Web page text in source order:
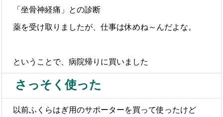
「坐骨神経痛」との診断
薬を受け取りましたが、仕事は休めね～んだよな。
ということで、病院帰りに買いました
さっそく使った
以前ふくらはぎ用のサポーターを買って使ったけど